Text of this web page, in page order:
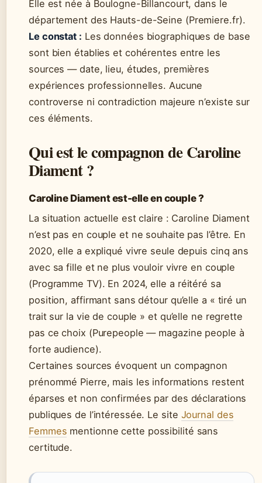
Elle est née à Boulogne-Billancourt, dans le
département des Hauts-de-Seine (Premiere.fr).
Le constat : Les données biographiques de base
sont bien établies et cohérentes entre les
sources — date, lieu, études, premières
expériences professionnelles. Aucune
controverse ni contradiction majeure n’existe sur
ces éléments.
Qui est le compagnon de Caroline
Diament ?
Caroline Diament est-elle en couple ?
La situation actuelle est claire : Caroline Diament
n’est pas en couple et ne souhaite pas l’être. En
2020, elle a expliqué vivre seule depuis cinq ans
avec sa fille et ne plus vouloir vivre en couple
(Programme TV). En 2024, elle a réitéré sa
position, affirmant sans détour qu’elle a « tiré un
trait sur la vie de couple » et qu’elle ne regrette
pas ce choix (Purepeople — magazine people à
forte audience).
Certaines sources évoquent un compagnon
prénommé Pierre, mais les informations restent
éparses et non confirmées par des déclarations
publiques de l’intéressée. Le site Journal des
Femmes mentionne cette possibilité sans
certitude.